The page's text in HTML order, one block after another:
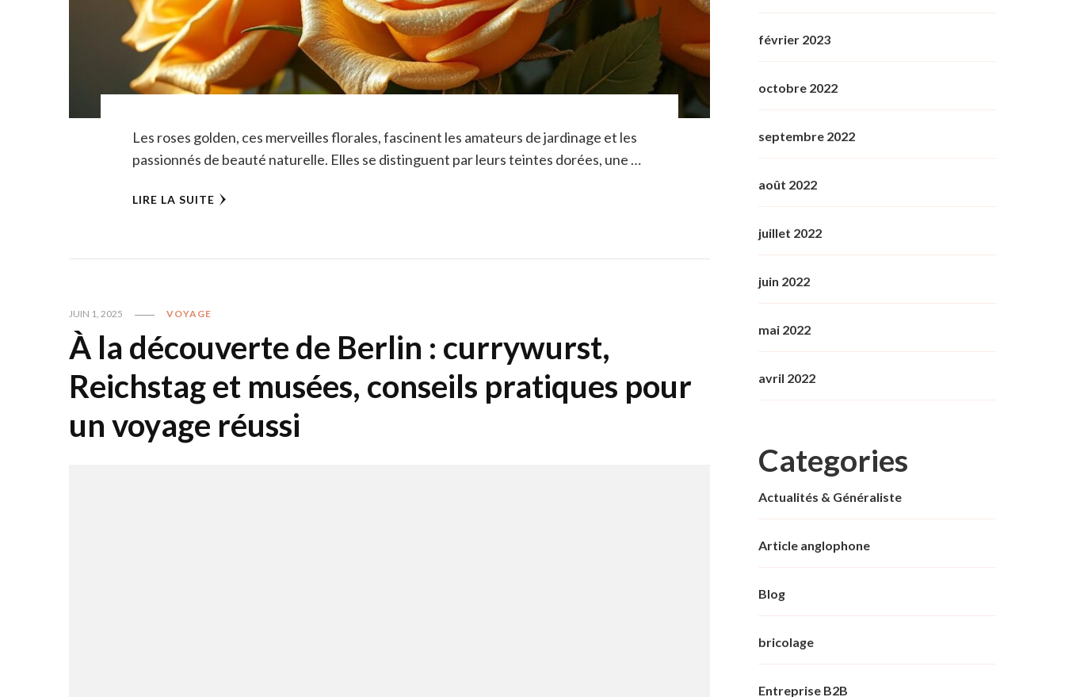
Les roses golden, ces merveilles florales, fascinent les amateurs de jardinage et les
passionnés de beauté naturelle. Elles se distinguent par leurs teintes dorées, une …
LIRE LA SUITE
JUIN 1, 2025 VOYAGE
À la découverte de Berlin : currywurst,
Reichstag et musées, conseils pratiques pour
un voyage réussi
février 2023
octobre 2022
septembre 2022
août 2022
juillet 2022
juin 2022
mai 2022
avril 2022
Categories
Actualités & Généraliste
Article anglophone
Blog
bricolage
Entreprise B2B